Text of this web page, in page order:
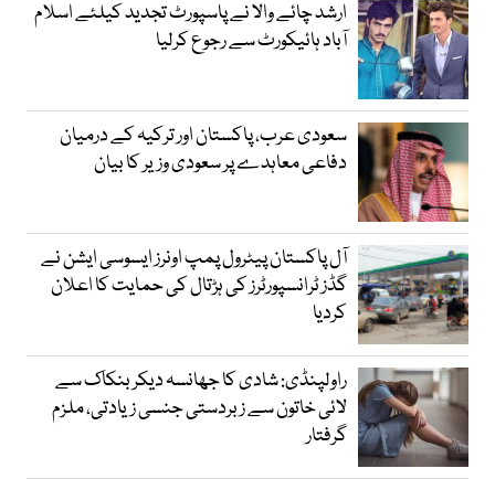
ارشد چائے والا نے پاسپورٹ تجدید کیلئے اسلام
آباد ہائیکورٹ سے رجوع کرلیا
سعودی عرب، پاکستان اور ترکیہ کے درمیان
دفاعی معاہدے پر سعودی وزیر کا بیان
آل پاکستان پیٹرول پمپ اونرز ایسوسی ایشن نے
گڈز ٹرانسپورٹرز کی ہڑتال کی حمایت کا اعلان
کردیا
راولپنڈی: شادی کا جھانسہ دیکر بنکاک سے
لائی خاتون سے زبردستی جنسی زیادتی، ملزم
گرفتار